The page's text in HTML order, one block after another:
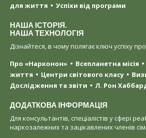
для життя
Успіхи від програми
НАША ІСТОРІЯ.
НАША ТЕХНОЛОГІЯ
Дізнайтеся, в чому полягає ключ успіху
Про «Нарконон»
Всепланетна місія
життя
Центри світового класу
Дослідження та звіти
Л. Рон
ДОДАТКОВА ІНФОРМАЦІЯ
Для консультантів, спеціалістів у сфері
наркозалежних та зацікавлених членів